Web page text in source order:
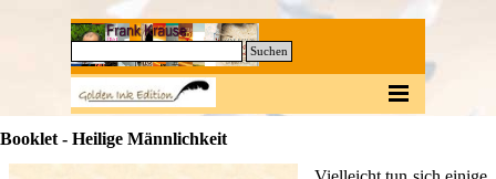
Direkt zum Seiteninhalt
Suchen
Booklet - Heilige Männlichkeit